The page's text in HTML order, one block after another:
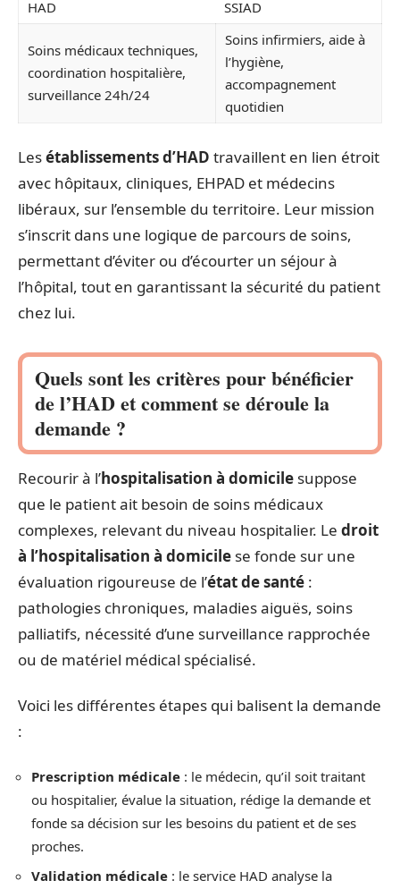
HAD SSIAD
Soins médicaux techniques,
coordination hospitalière,
surveillance 24h/24
Soins infirmiers, aide à
l’hygiène,
accompagnement
quotidien
Lesétablissements d’HAD travaillent en lien étroit
avec hôpitaux, cliniques, EHPAD et médecins
libéraux, sur l’ensemble du territoire. Leur mission
s’inscrit dans une logique de parcours de soins,
permettant d’éviter ou d’écourter un séjour à
l’hôpital, tout en garantissant la sécurité du patient
chez lui.
Quels sont les critères pour bénéficier
de l’HAD et comment se déroule la
demande ?
Recourir à l’hospitalisation à domicile suppose
que le patient ait besoin de soins médicaux
complexes, relevant du niveau hospitalier. Le droit
à l’hospitalisation à domicile se fonde sur une
évaluation rigoureuse de l’état de santé :
pathologies chroniques, maladies aiguës, soins
palliatifs, nécessité d’une surveillance rapprochée
ou de matériel médical spécialisé.
Voici les différentes étapes qui balisent la demande
:
Prescription médicale : le médecin, qu’il soit traitant
ou hospitalier, évalue la situation, rédige la demande et
fonde sa décision sur les besoins du patient et de ses
proches.
Validation médicale : le service HAD analyse la